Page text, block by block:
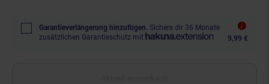
Garantieverlängerung hinzufügen. Sichere dir 36 Monate
zusätzlichen Garantieschutz mit
9,99 €